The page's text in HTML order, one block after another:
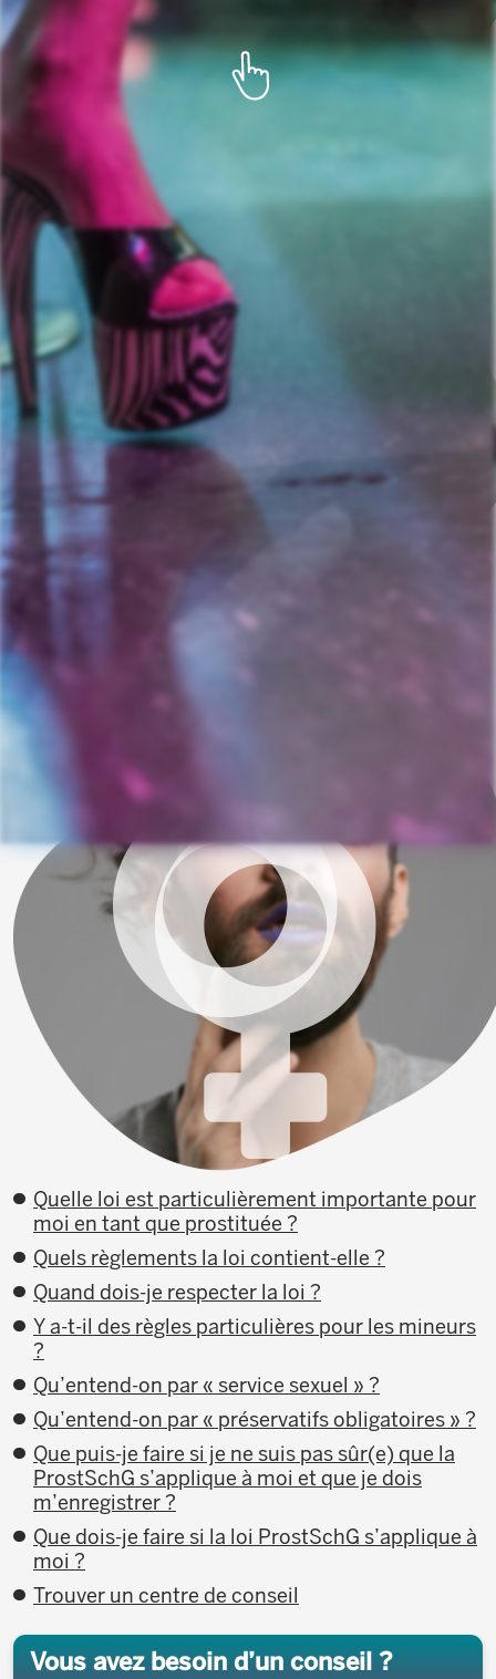
Quelle loi est particulièrement importante pour
moi en tant que prostituée ?
Quels règlements la loi contient-elle ?
Quand dois-je respecter la loi ?
Y a-t-il des règles particulières pour les mineurs
?
Qu’entend-on par « service sexuel » ?
Qu’entend-on par « préservatifs obligatoires » ?
Que puis-je faire si je ne suis pas sûr(e) que la
ProstSchG s’applique à moi et que je dois
m’enregistrer ?
Que dois-je faire si la loi ProstSchG s’applique à
moi ?
Trouver un centre de conseil
Vous avez besoin d’un conseil ?